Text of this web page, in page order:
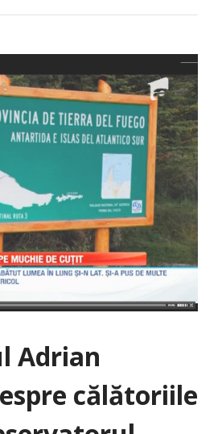
Adrian
călătoriile